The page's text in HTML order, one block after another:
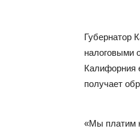
Губернатор
налоговыми
Калифорния
получает
«Мы платим